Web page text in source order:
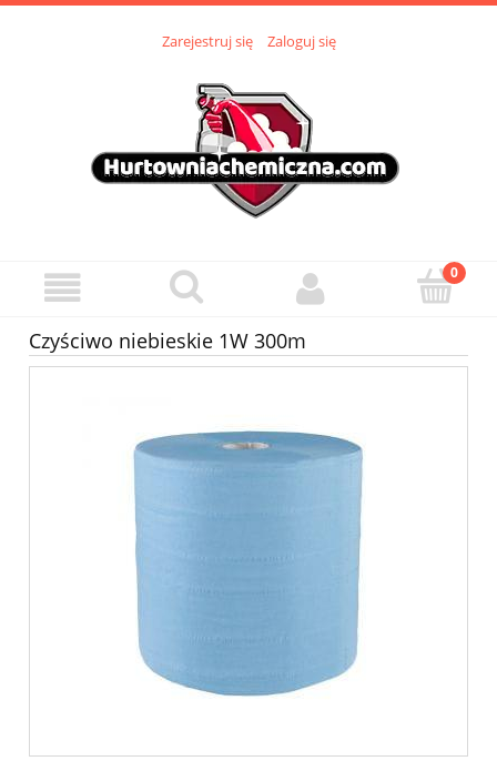
Zarejestruj się Zaloguj się
Czyściwo niebieskie 1W 300m